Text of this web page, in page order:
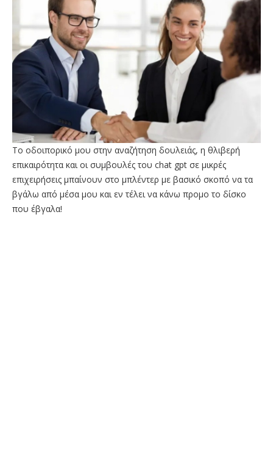
Το οδοιπορικό μου στην αναζήτηση δουλειάς, η θλιβερή
επικαιρότητα και οι συμβουλές του chat gpt σε μικρές
επιχειρήσεις μπαίνουν στο μπλέντερ με βασικό σκοπό να τα
βγάλω από μέσα μου και εν τέλει να κάνω προμο το δίσκο
που έβγαλα!